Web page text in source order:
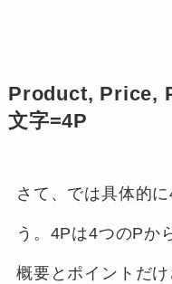
Product, Price,
文字=4P
さて、では具体的
う。4Pは4つのPか
概要とポイントだけ